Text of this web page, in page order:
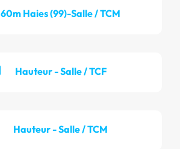
60m Haies (99)-Salle / TCM
Hauteur - Salle / TCF
Hauteur - Salle / TCM